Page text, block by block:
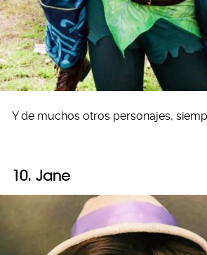
Y de muchos otros personajes,
10. Jane